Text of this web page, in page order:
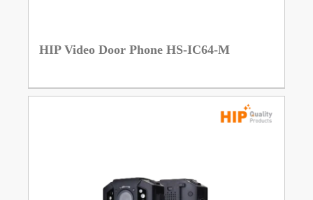
HIP Video Door Phone HS-IC64-M